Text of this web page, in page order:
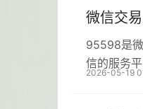
微信交
95598是
信的服务
2026-05-19